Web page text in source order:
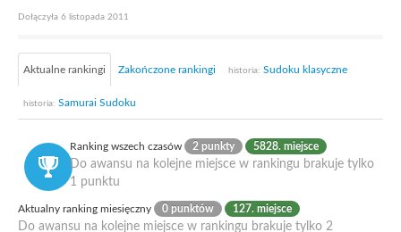
Dołączyła 6 listopada 2011
Aktualne rankingi Zakończone rankingi historia: Sudoku klasyczne
historia: Samurai Sudoku
Ranking wszech czasów 2 punkty 5828. miejsce
Do awansu na kolejne miejsce w rankingu brakuje tylko
1 punktu
Aktualny ranking miesięczny 0 punktów 127. miejsce
Do awansu na kolejne miejsce w rankingu brakuje tylko 2